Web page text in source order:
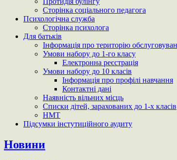
Сторінка соціального педагога
Психологічна служба
Сторінка психолога
Для батьків
Інформація про територію
Умови набору до 1-го класу
Електронна реєстрація
Умови набору до 10 класів
Інформація про профілі навчання
Контактні дані
Наявність вільних місць
Списки дітей, зарахованих до 1-х класів
НМТ
Підсумки інстутиційного аудиту
Новини